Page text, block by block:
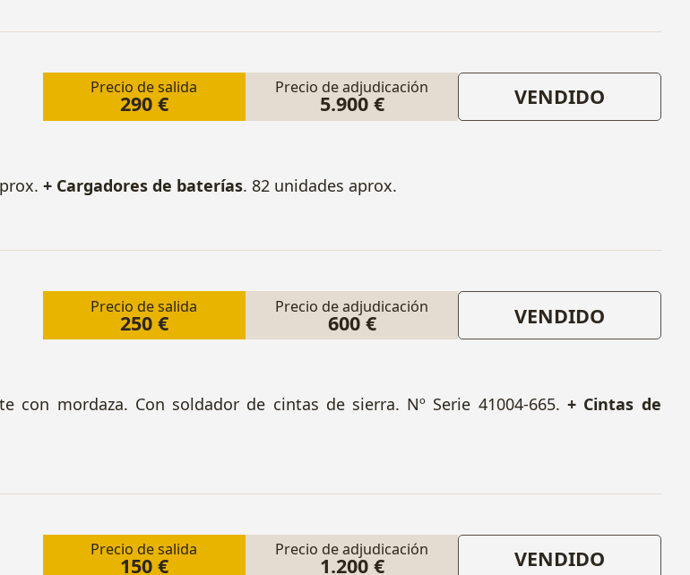
Precio de salida
290 €
Precio de adjudicación
5.900 € VENDIDO
+ Cargadores de baterías. 82 unidades aprox.
Precio de salida
250 €
Precio de adjudicación
600 € VENDIDO
con mordaza. Con soldador de cintas de sierra. Nº Serie 41004-665. + Cintas de
Precio de salida
150 €
Precio de adjudicación
1.200 € VENDIDO